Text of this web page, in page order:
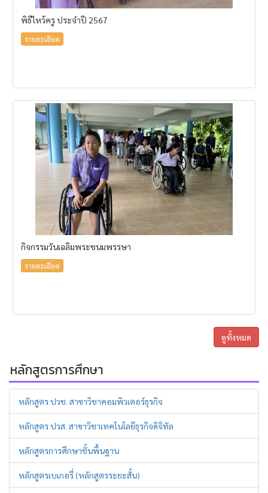
พิธีไหว้ครู ประจำปี 2567
รายละเอียด
กิจกรรมวันเฉลิมพระชนมพรรษา
รายละเอียด
ดูทั้งหมด
หลักสูตรการศึกษา
หลักสูตร ปวช. สาขาวิชาคอมพิวเตอร์ธุรกิจ
หลักสูตร ปวส. สาขาวิชาเทคโนโลยีธุรกิจดิจิทัล
หลักสูตรการศึกษาชั้นพื้นฐาน
หลักสูตรเบเกอรี่ (หลักสูตรระยะสั้น)